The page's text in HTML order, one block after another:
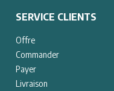
SERVICE CLIENTS
Offre
Commander
Payer
Livraison